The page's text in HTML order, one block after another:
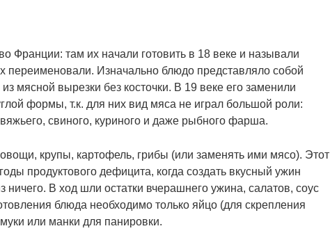
Франции: там их начали готовить в 18 веке и называли
переименовали. Изначально блюдо представляло собой
мясной вырезки без косточки. В 19 веке его заменили
формы, т.к. для них вид мяса не играл большой роли:
свиного, куриного и даже рыбного фарша.
крупы, картофель, грибы (или заменять ими мясо). Этот
продуктового дефицита, когда создать вкусный ужин
ничего. В ход шли остатки вчерашнего ужина, салатов, соус
блюда необходимо только яйцо (для скрепления
или манки для панировки.